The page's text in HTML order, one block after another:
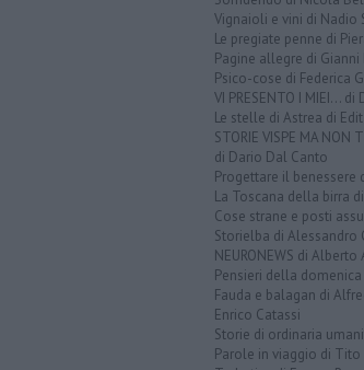
Vignaioli e vini di Nadio
Le pregiate penne di
Pagine allegre di Gianni
Psico-cose di Federica
VI PRESENTO I MIEI...
Le stelle di Astrea di
STORIE VISPE MA NON
di Dario Dal Canto
Progettare il benessere
La Toscana della birra
Cose strane e posti
Storielba di Alessandro
NEURONEWS di Alberto
Pensieri della
Fauda e balagan di
Enrico Catassi
Storie di ordinaria
Parole in viaggio di Tito